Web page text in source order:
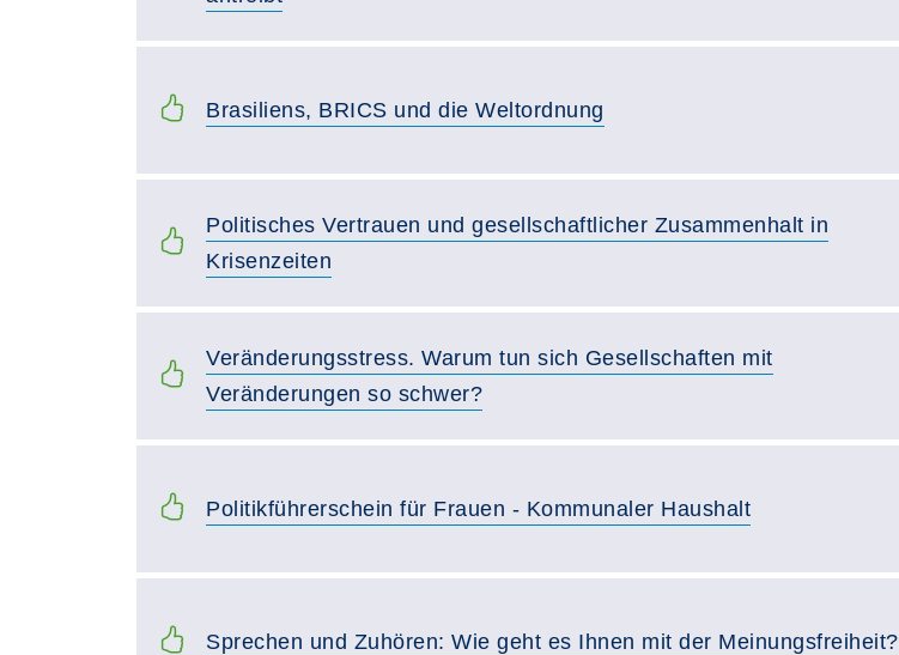
Brasiliens, BRICS und die Weltordnung
Politisches Vertrauen und gesellschaftlicher Zusammenhalt in
Krisenzeiten
Veränderungsstress. Warum tun sich Gesellschaften mit
Veränderungen so schwer?
Politikführerschein für Frauen - Kommunaler Haushalt
Sprechen und Zuhören: Wie geht es Ihnen mit der Meinungsfreiheit?